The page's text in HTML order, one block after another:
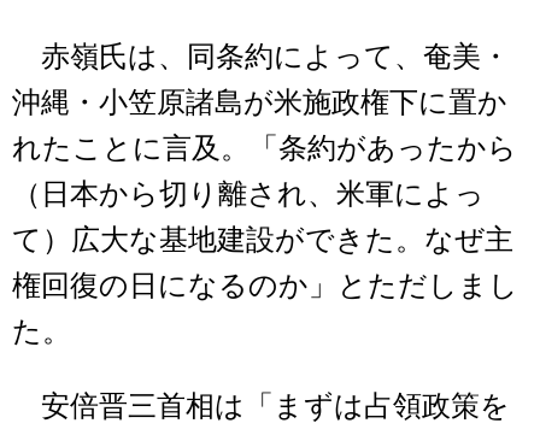
赤嶺氏は、同条約によって、奄美・
沖縄・小笠原諸島が米施政権下に置か
れたことに言及。「条約があったから
（日本から切り離され、米軍によっ
て）広大な基地建設ができた。なぜ主
権回復の日になるのか」とただしまし
た。
安倍晋三首相は「まずは占領政策を